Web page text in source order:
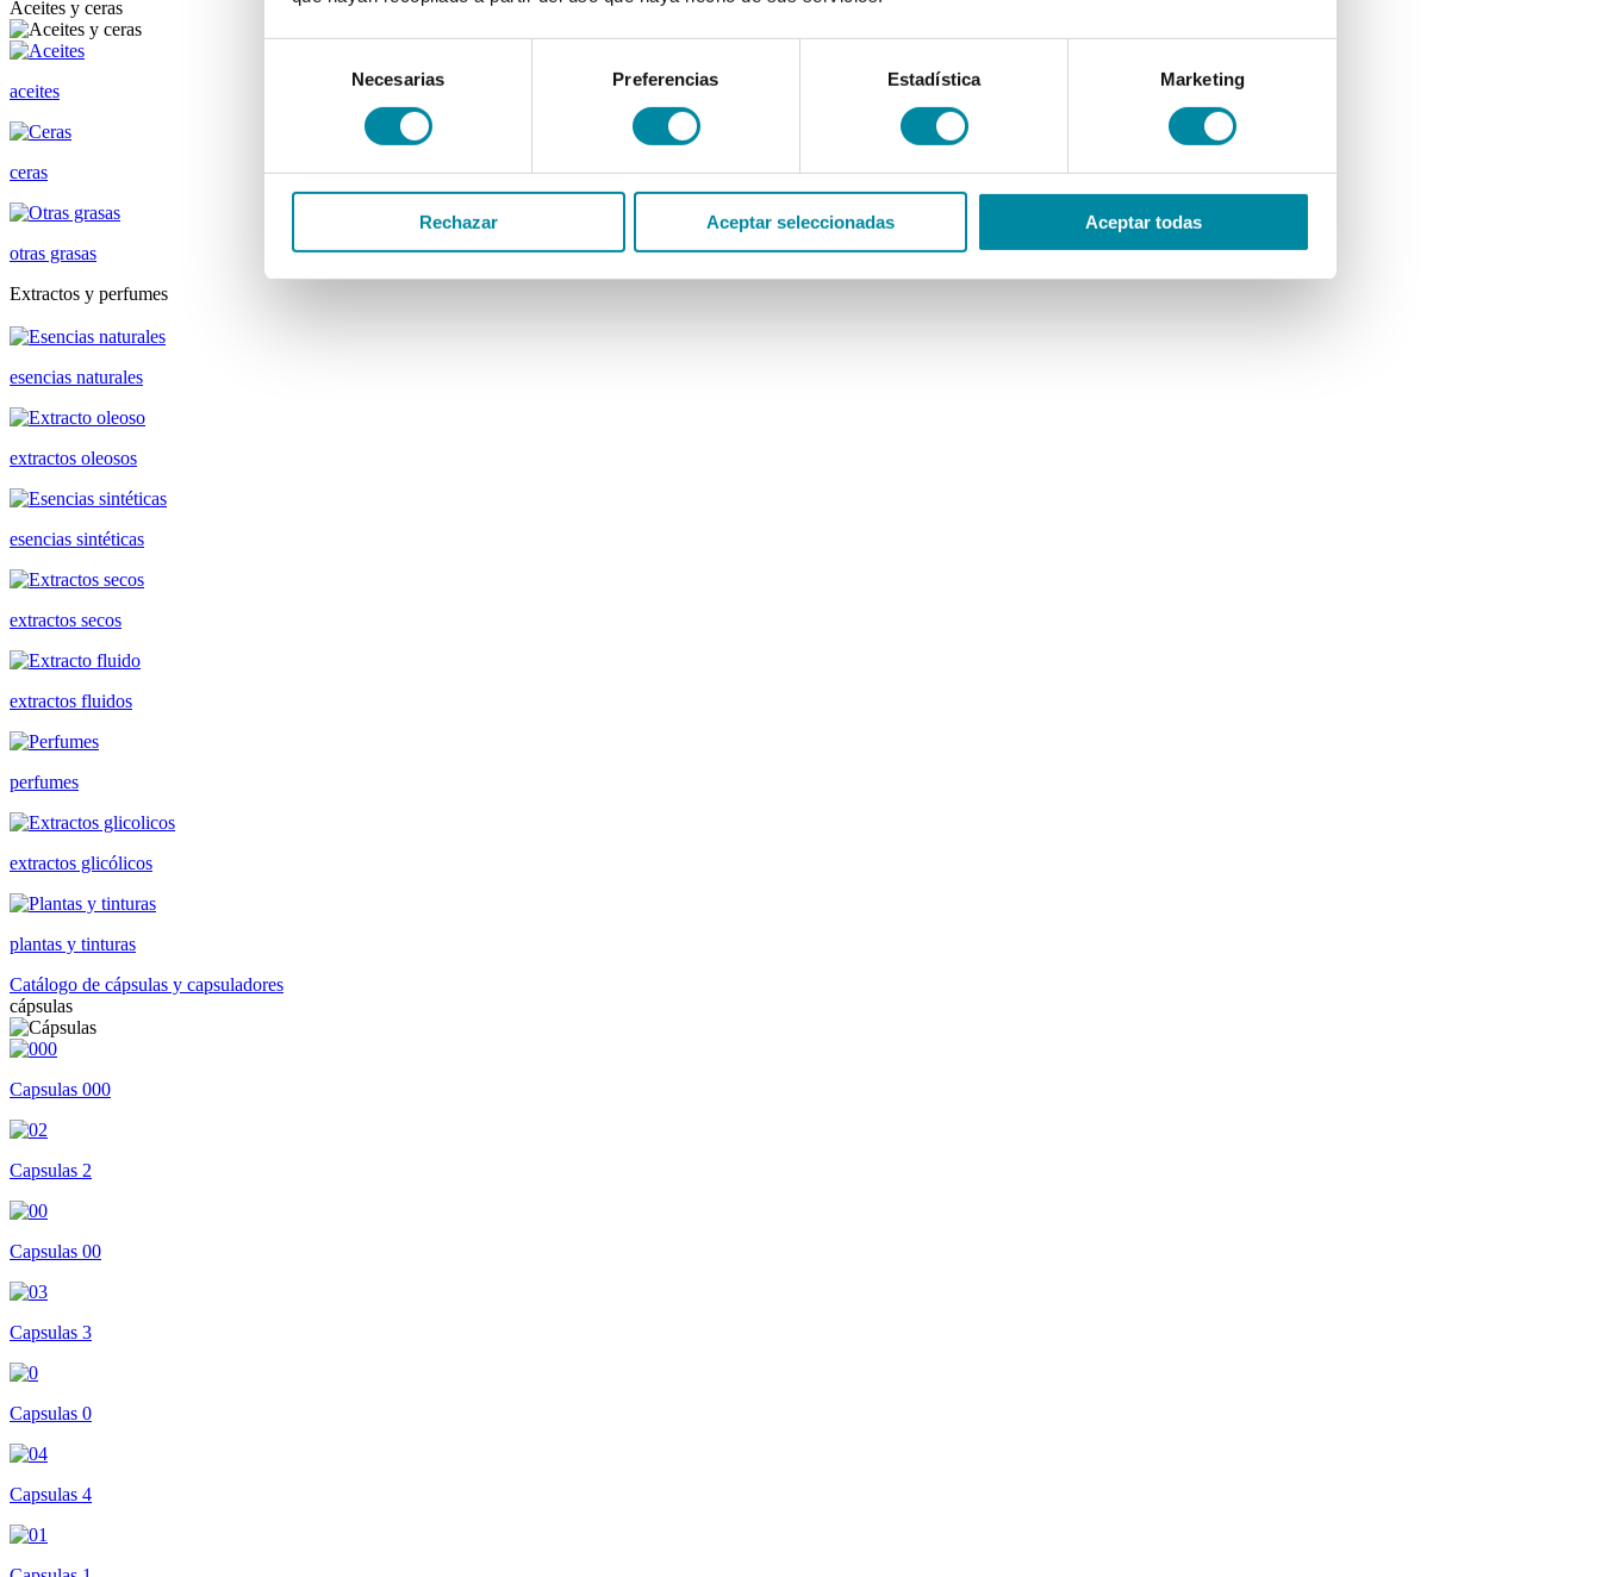
consentimiento
Necesarias Preferencias Estadística Marketing
Rechazar Aceptar seleccionadas Aceptar todas
Aceites y ceras
aceites
ceras
otras grasas
Extractos y perfumes
esencias naturales
extractos oleosos
esencias sintéticas
extractos secos
extractos fluidos
perfumes
extractos glicólicos
plantas y tinturas
Catálogo de cápsulas y capsuladores
cápsulas
Capsulas 000
Capsulas 2
Capsulas 00
Capsulas 3
Capsulas 0
Capsulas 4